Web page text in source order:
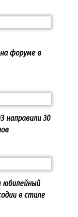
форуме в
направили 30
в стиле